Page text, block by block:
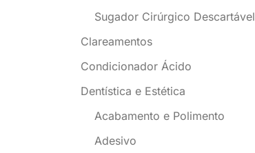
Sugador Cirúrgico Descartável
Clareamentos
Condicionador Ácido
Dentística e Estética
Acabamento e Polimento
Adesivo